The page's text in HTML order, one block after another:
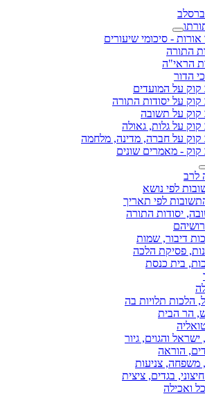
- סיכומי שיעורים
התורה
הראי"ה
הדור
קוק על המועדים
קוק על יסודות התורה
קוק על תשובה
על גלות, גאולה
קוק על חברה, מדינה, מלחמה
קוק - מאמרים שונים
לרב
לפי נושא
לפי תאריך
יסודות התורה
דיבור, שמות
פסיקת הלכה
בית כנסת
הלכות תלויות בה
הר הבית
והגוים, גיור
הוראה
משפחה, צניעות
בגדים, ציצית
ואכילה